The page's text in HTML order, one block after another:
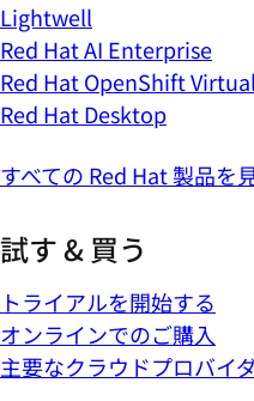
Lightwell
Red Hat AI Enterprise
Red Hat OpenShift
Red Hat Desktop
すべての Red Hat 製品を
試す & 買う
トライアルを開始する
オンラインでのご購入
主要なクラウドプロバイ